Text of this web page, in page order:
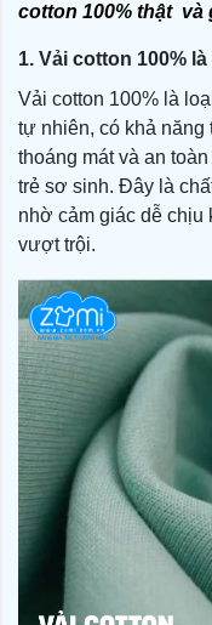
cotton 100% thật
1. Vải cotton 100% là
Vải cotton 100% là
tự nhiên, có khả năng
thoáng mát và an
trẻ sơ sinh. Đây là
nhờ cảm giác dễ chịu
vượt trội.